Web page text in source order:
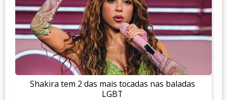
Shakira tem 2 das mais tocadas nas baladas
LGBT